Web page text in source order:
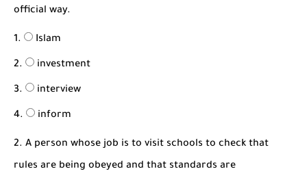
شرح قسم القراءة لكل وحدات الكتاب Super Goal 3 -...
official way.
Islam
investment
interview
inform
2. A person whose job is to visit schools to check that
rules are being obeyed and that standards are